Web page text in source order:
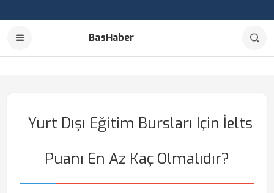
BasHaber
Yurt Dışı Eğitim Bursları Için İelts
Puanı En Az Kaç Olmalıdır?